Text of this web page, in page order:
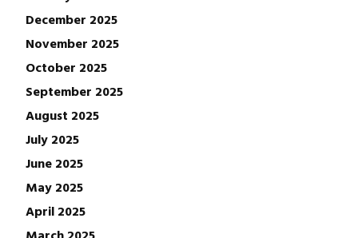
December 2025
November 2025
October 2025
September 2025
August 2025
July 2025
June 2025
May 2025
April 2025